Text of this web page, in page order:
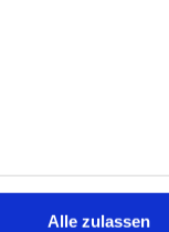
Alle zulassen